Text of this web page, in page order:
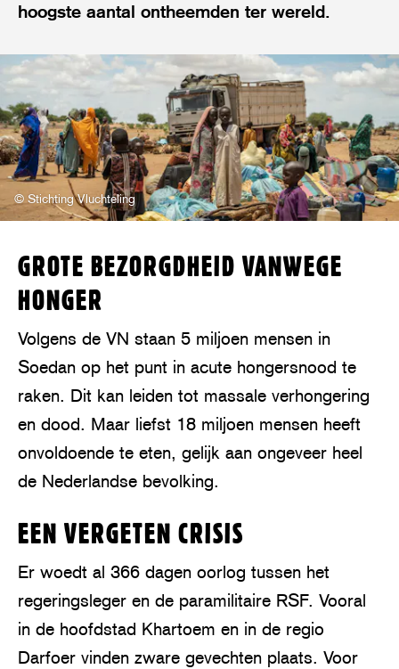
hoogste aantal ontheemden ter wereld.
© Stichting Vluchteling
GROTE BEZORGDHEID VANWEGE
HONGER
Volgens de VN staan 5 miljoen mensen in
Soedan op het punt in acute hongersnood te
raken. Dit kan leiden tot massale verhongering
en dood. Maar liefst 18 miljoen mensen heeft
onvoldoende te eten, gelijk aan ongeveer heel
de Nederlandse bevolking.
EEN VERGETEN CRISIS
Er woedt al 366 dagen oorlog tussen het
regeringsleger en de paramilitaire RSF. Vooral
in de hoofdstad Khartoem en in de regio
Darfoer vinden zware gevechten plaats. Voor